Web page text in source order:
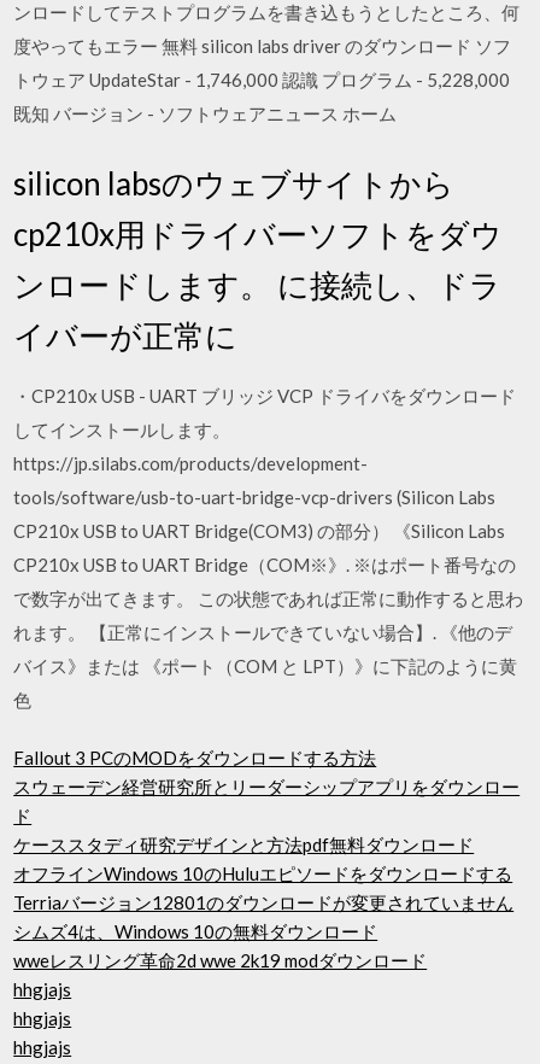
ンロードしてテストプログラムを書き込もうとしたところ、何
度やってもエラー 無料 silicon labs driver のダウンロード ソフ
トウェア UpdateStar - 1,746,000 認識 プログラム - 5,228,000
既知 バージョン - ソフトウェアニュース ホーム
silicon labsのウェブサイトから
cp210x用ドライバーソフトをダウ
ンロードします。 に接続し、ドラ
イバーが正常に
・CP210x USB - UART ブリッジ VCP ドライバをダウンロード
してインストールします。
https://jp.silabs.com/products/development-
tools/software/usb-to-uart-bridge-vcp-drivers (Silicon Labs
CP210x USB to UART Bridge(COM3) の部分） 《Silicon Labs
CP210x USB to UART Bridge（COM※》. ※はポート番号なの
で数字が出てきます。 この状態であれば正常に動作すると思わ
れます。 【正常にインストールできていない場合】. 《他のデ
バイス》または 《ポート（COM と LPT）》に下記のように黄
色
Fallout 3 PCのMODをダウンロードする方法
スウェーデン経営研究所とリーダーシップアプリをダウンロー
ド
ケーススタディ研究デザインと方法pdf無料ダウンロード
オフラインWindows 10のHuluエピソードをダウンロードする
Terriaバージョン12801のダウンロードが変更されていません
シムズ4は、Windows 10の無料ダウンロード
wweレスリング革命2d wwe 2k19 modダウンロード
hhgjajs
hhgjajs
hhgjajs